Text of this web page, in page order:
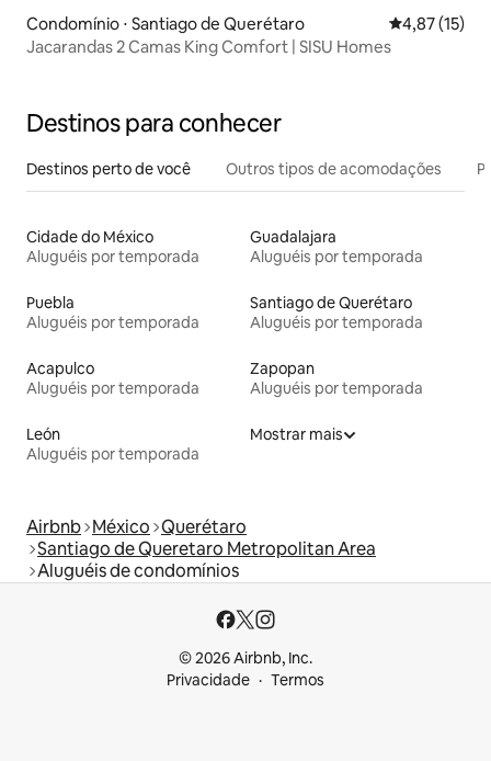
Condomínio ⋅ Santiago de Querétaro 4,87 de uma
4,87 (15)
Jacarandas 2 Camas King Comfort | SISU Homes
Destinos para conhecer
Destinos perto de você Outros tipos de acomodações
Cidade do México
Aluguéis por temporada
Guadalajara
Aluguéis por temporada
Puebla
Aluguéis por temporada
Santiago de Querétaro
Aluguéis por temporada
Acapulco
Aluguéis por temporada
Zapopan
Aluguéis por temporada
León
Aluguéis por temporada
Mostrar mais
Airbnb México Querétaro
Santiago de Queretaro Metropolitan Area
Aluguéis de condomínios
© 2026 Airbnb, Inc.
Privacidade
Termos